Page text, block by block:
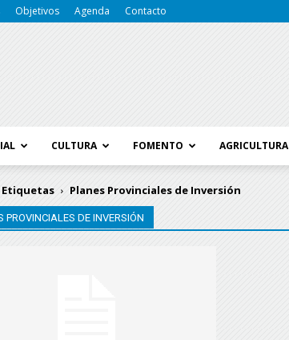
Objetivos Agenda Contacto
CULTURA FOMENTO AGRICULTURA
Etiquetas Planes Provinciales de Inversión
PROVINCIALES DE INVERSIÓN